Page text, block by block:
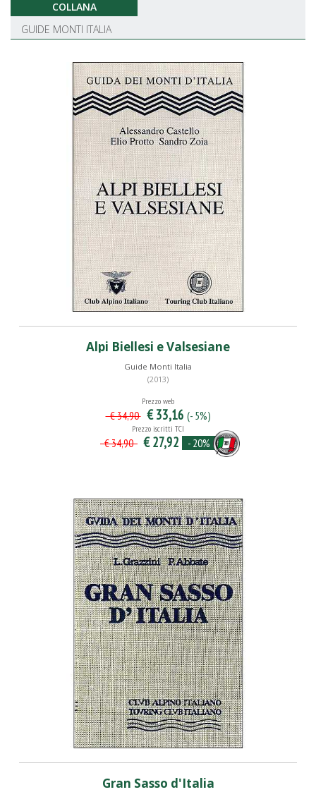
COLLANA
GUIDE MONTI ITALIA
Alpi Biellesi e Valsesiane
Guide Monti Italia
(2013)
Prezzo web
€ 34,90 € 33,16 (- 5%)
Prezzo iscritti TCI
€ 34,90 € 27,92 - 20%
Gran Sasso d'Italia